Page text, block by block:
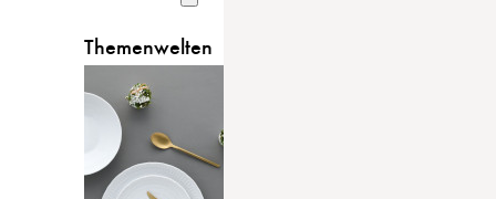
Themenwelten